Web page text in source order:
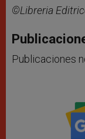
©Libreria
Publicaciones